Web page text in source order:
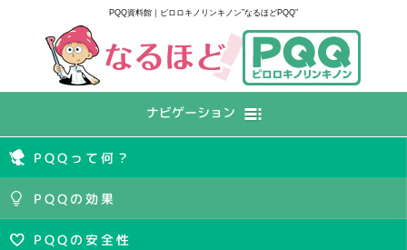
PQQ資料館｜ピロロキノリンキノン”なるほどPQQ”
ナビゲーション
PQQって何？
PQQの効果
PQQの安全性